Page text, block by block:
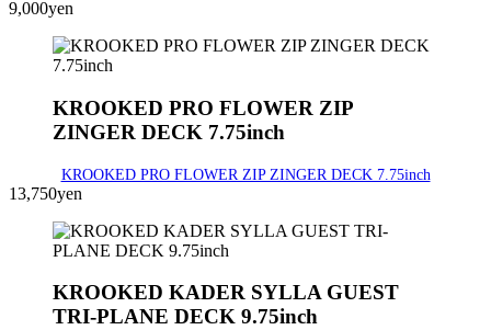
9,000yen
KROOKED PRO FLOWER ZIP
ZINGER DECK 7.75inch
KROOKED PRO FLOWER ZIP ZINGER DECK 7.75inch
13,750yen
KROOKED KADER SYLLA GUEST
TRI-PLANE DECK 9.75inch